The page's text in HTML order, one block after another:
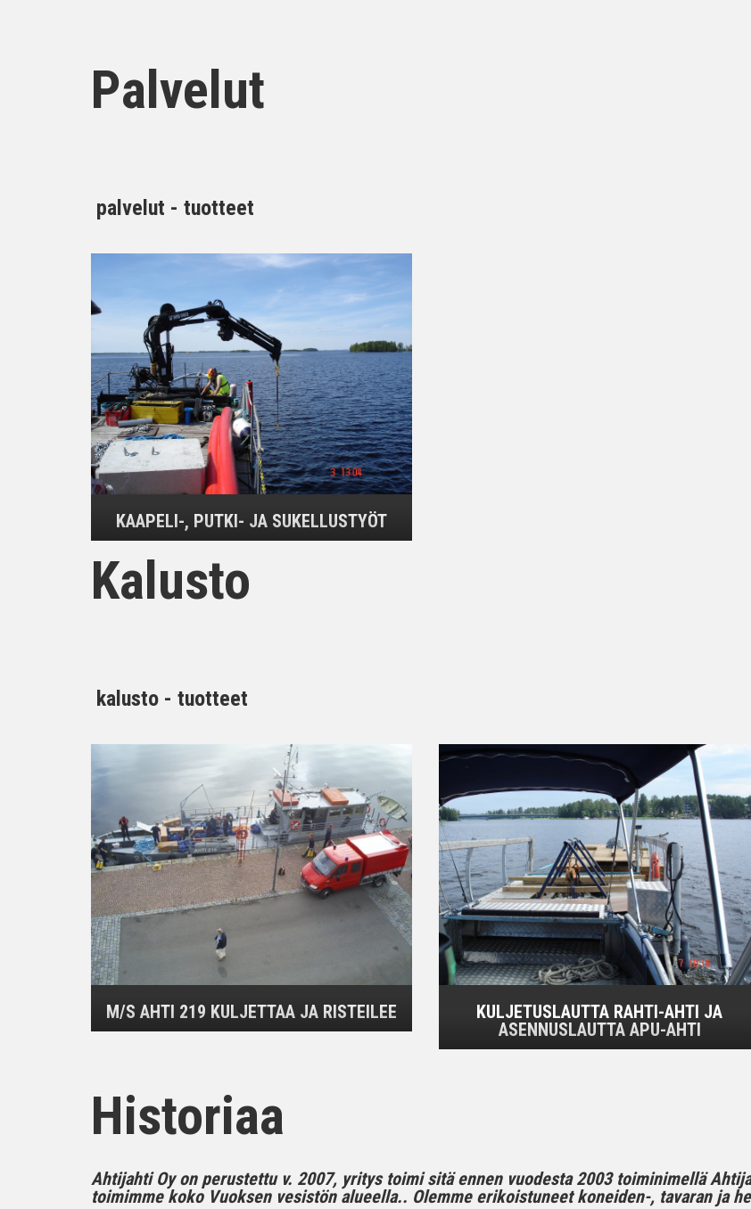
Palvelut
palvelut - tuotteet
KAAPELI-, PUTKI- JA SUKELLUSTYÖT
Kalusto
kalusto - tuotteet
M/S AHTI 219 KULJETTAA JA RISTEILEE
KULJETUSLAUTTA RAHTI-AHTI JA
ASENNUSLAUTTA APU-AHTI
Historiaa
Ahtijahti Oy on perustettu v. 2007, yritys toimi sitä ennen vuodesta 2003 toiminimellä
toimimme koko Vuoksen vesistön alueella.. Olemme erikoistuneet koneiden-, tavaran ja